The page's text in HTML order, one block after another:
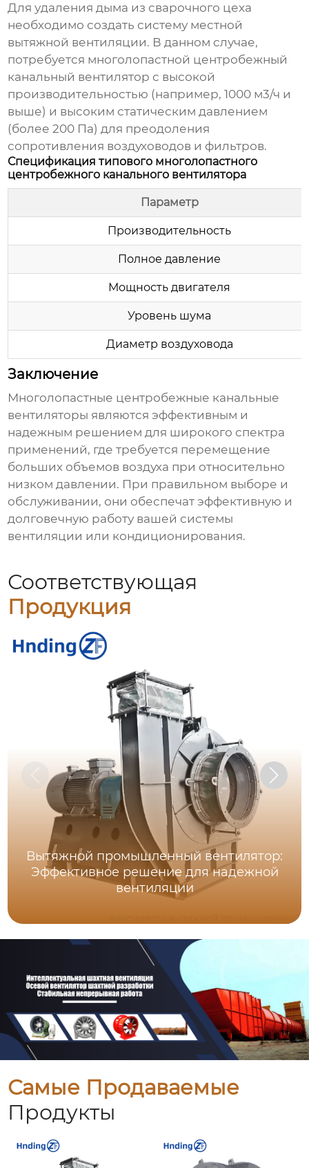
Для удаления дыма из сварочного цеха
необходимо создать систему местной
вытяжной вентиляции. В данном случае,
потребуется многолопастной центробежный
канальный вентилятор с высокой
производительностью (например, 1000 м3/ч и
выше) и высоким статическим давлением
(более 200 Па) для преодоления
сопротивления воздуховодов и фильтров.
Спецификация типового многолопастного
центробежного канального вентилятора
Параметр
Производительность
Полное давление
Мощность двигателя
Уровень шума
Диаметр воздуховода
Заключение
Многолопастные центробежные канальные
вентиляторы являются эффективным и
надежным решением для широкого спектра
применений, где требуется перемещение
больших объемов воздуха при относительно
низком давлении. При правильном выборе и
обслуживании, они обеспечат эффективную и
долговечную работу вашей системы
вентиляции или кондиционирования.
Соответствующая
Продукция
Вытяжной промышленный вентилятор:
Эффективное решение для надежной
вентиляции
Самые Продаваемые
Продукты